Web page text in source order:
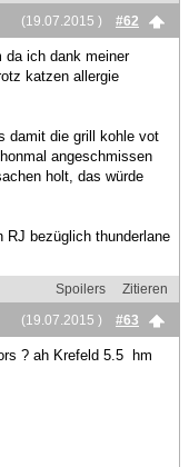
(19.07.2015 )
#62
da ich dank meiner
katzen allergie
damit die grill kohle vot
angeschmissen
holt, das würde
bezüglich thunderlane
Spoilers
Zitieren
(19.07.2015 )
#63
? ah Krefeld 5.5 hm